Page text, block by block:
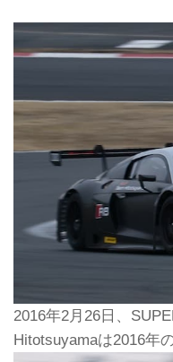
2016年2月26日、
Hitotsuyamaは2016年